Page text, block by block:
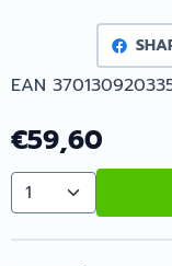
EAN
€59,60
Aantal